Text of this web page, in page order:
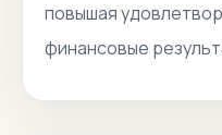
повышая
финансовые